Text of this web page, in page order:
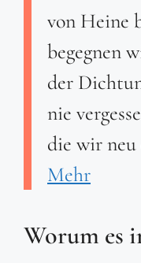
von Heine
begegnen
der
nie
die wir neu
Mehr
Worum es